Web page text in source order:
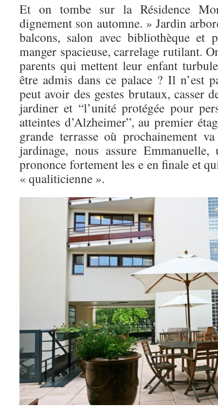
Et on tombe sur la Résidence
dignement son automne. » Jardin
balcons, salon avec bibliothèque et
manger spacieuse, carrelage rutilant.
parents qui mettent leur enfant
être admis dans ce palace ? Il n’est
peut avoir des gestes brutaux, casser
jardiner et “l’unité protégée pour
atteintes d’Alzheimer”, au premier
grande terrasse où prochainement
jardinage, nous assure
prononce fortement les e en finale et
« qualiticienne ».